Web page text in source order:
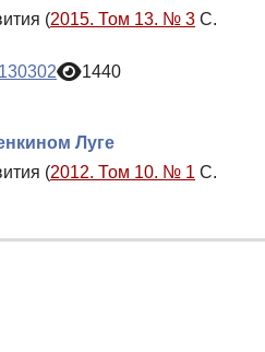
(2015. Том 13. № 3 С.
1440
Луге
(2012. Том 10. № 1 С.